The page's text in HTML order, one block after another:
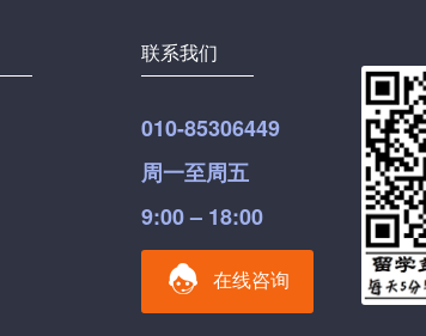
联系我们
010-85306449
周一至周五
9:00 – 18:00
在线咨询